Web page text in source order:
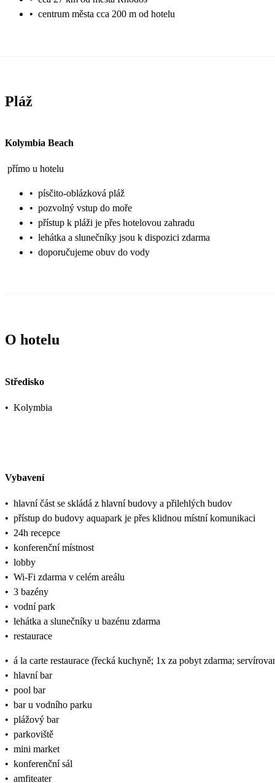
• centrum města cca 200 m od hotelu
Pláž
Kolymbia Beach
přímo u hotelu
• písčito-oblázková pláž
• pozvolný vstup do moře
• přístup k pláži je přes hotelovou zahradu
• lehátka a slunečníky jsou k dispozici zdarma
• doporučujeme obuv do vody
O hotelu
Středisko
• Kolymbia
Vybavení
• hlavní část se skládá z hlavní budovy a přilehlých budov
• přístup do budovy aquapark je přes klidnou místní komunikaci
• 24h recepce
• konferenční místnost
• lobby
• Wi-Fi zdarma v celém areálu
• 3 bazény
• vodní park
• lehátka a slunečníky u bazénu zdarma
• restaurace
• á la carte restaurace (řecká kuchyně; 1x za pobyt zdarma;
• hlavní bar
• pool bar
• bar u vodního parku
• plážový bar
• parkoviště
• mini market
• konferenční sál
• amfiteater